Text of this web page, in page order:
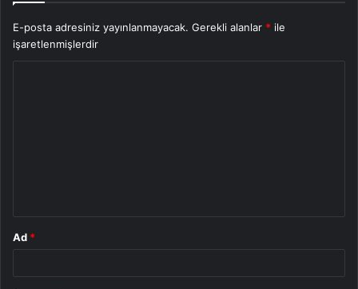
E-posta adresiniz yayınlanmayacak. Gerekli alanlar * ile
işaretlenmişlerdir
Ad *